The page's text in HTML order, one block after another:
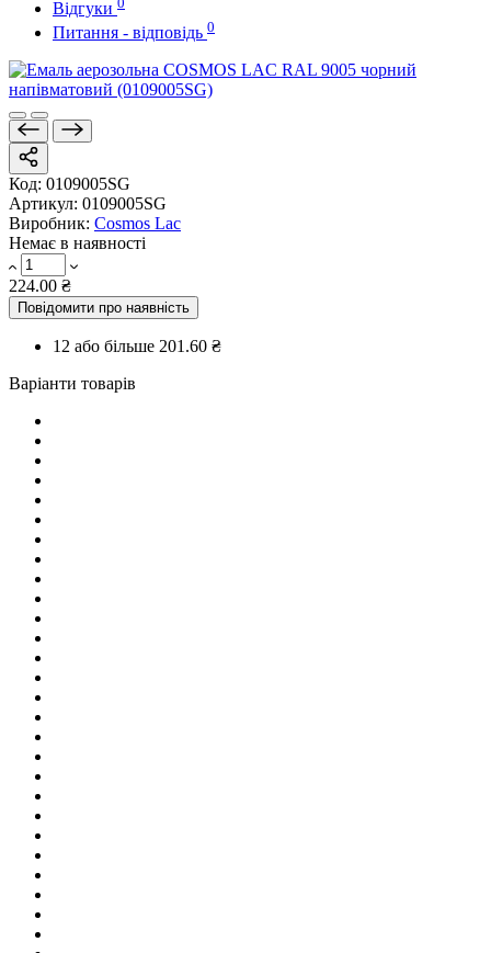
Відгуки
Питання - відповідь 0
Код: 0109005SG
Артикул: 0109005SG
Виробник: Cosmos Lac
Немає в наявності
224.00 ₴
Повідомити про наявність
12 або більше 201.60 ₴
Варіанти товарів